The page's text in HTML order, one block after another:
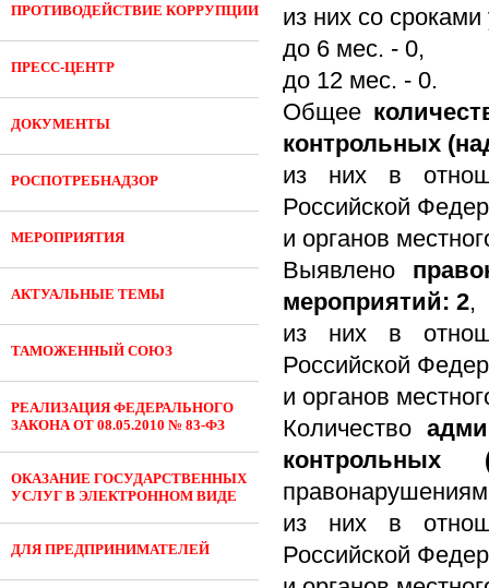
ПРОТИВОДЕЙСТВИЕ КОРРУПЦИИ
ПРЕСС-ЦЕНТР
ДОКУМЕНТЫ
РОСПОТРЕБНАДЗОР
МЕРОПРИЯТИЯ
АКТУАЛЬНЫЕ ТЕМЫ
ТАМОЖЕННЫЙ СОЮЗ
РЕАЛИЗАЦИЯ ФЕДЕРАЛЬНОГО
ЗАКОНА ОТ 08.05.2010 № 83-ФЗ
ОКАЗАНИЕ ГОСУДАРСТВЕННЫХ
УСЛУГ В ЭЛЕКТРОННОМ ВИДЕ
ДЛЯ ПРЕДПРИНИМАТЕЛЕЙ
из них со
до 6 мес. - 0,
до 12 мес. - 0.
Общее
контрольных
из них в
Российской
и органов
Выявлено
мероприятий: 2,
из них в
Российской
и органов
Количество
контрольных
из них в
Российской